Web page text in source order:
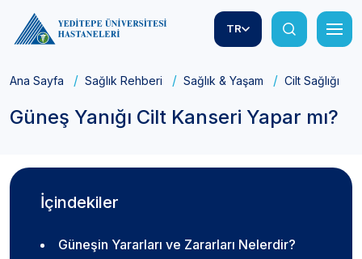
TR
Ana Sayfa Sağlık Rehberi Sağlık & Yaşam Cilt Sağlığı
Güneş Yanığı Cilt Kanseri Yapar mı?
İçindekiler
Güneşin Yararları ve Zararları Nelerdir?